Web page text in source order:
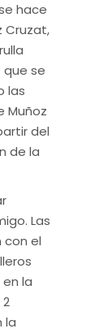
hace
Cruzat,
se
las
Muñoz
del
de la
Las
con el
la
la